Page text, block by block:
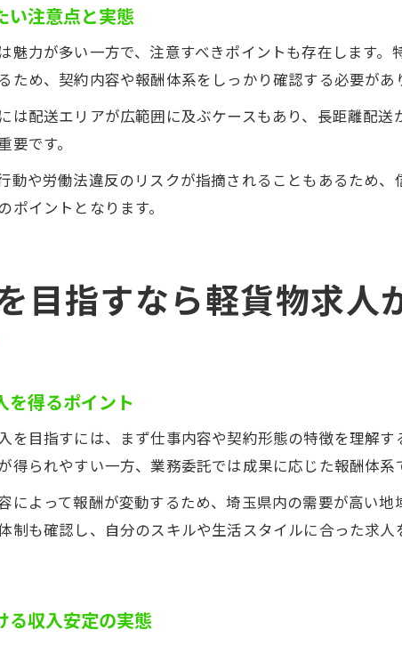
い注意点と実態
魅力が多い一方で、注意すべきポイントも存在します
ため、契約内容や報酬体系をしっかり確認する必要があ
は配送エリアが広範囲に及ぶケースもあり、長距離配
です。
動や労働法違反のリスクが指摘されることもあるため
ポイントとなります。
目指すなら軽貨物求人
を得るポイント
を目指すには、まず仕事内容や契約形態の特徴を理解
得られやすい一方、業務委託では成果に応じた報酬体系
によって報酬が変動するため、埼玉県内の需要が高い
制も確認し、自分のスキルや生活スタイルに合った求
る収入安定の実態